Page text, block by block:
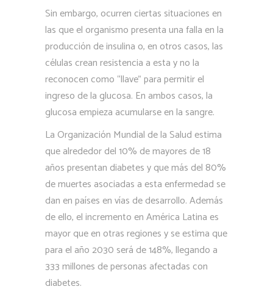
Sin embargo, ocurren ciertas situaciones en
las que el organismo presenta una falla en la
producción de insulina o, en otros casos, las
células crean resistencia a esta y no la
reconocen como “llave” para permitir el
ingreso de la glucosa. En ambos casos, la
glucosa empieza acumularse en la sangre.
La Organización Mundial de la Salud estima
que alrededor del 10% de mayores de 18
años presentan diabetes y que más del 80%
de muertes asociadas a esta enfermedad se
dan en países en vías de desarrollo. Además
de ello, el incremento en América Latina es
mayor que en otras regiones y se estima que
para el año 2030 será de 148%, llegando a
333 millones de personas afectadas con
diabetes.